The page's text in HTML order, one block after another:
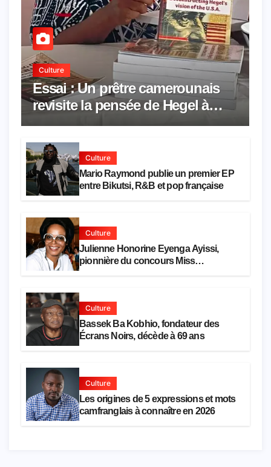
Culture
Essai : Un prêtre camerounais
revisite la pensée de Hegel à
travers le rêve américain
Culture
Mario Raymond publie un premier EP
entre Bikutsi, R&B et pop française
Culture
Julienne Honorine Eyenga Ayissi,
pionnière du concours Miss
Culture
Bassek Ba Kobhio, fondateur des
Écrans Noirs, décède à 69 ans
Culture
Les origines de 5 expressions et mots
camfranglais à connaître en 2026